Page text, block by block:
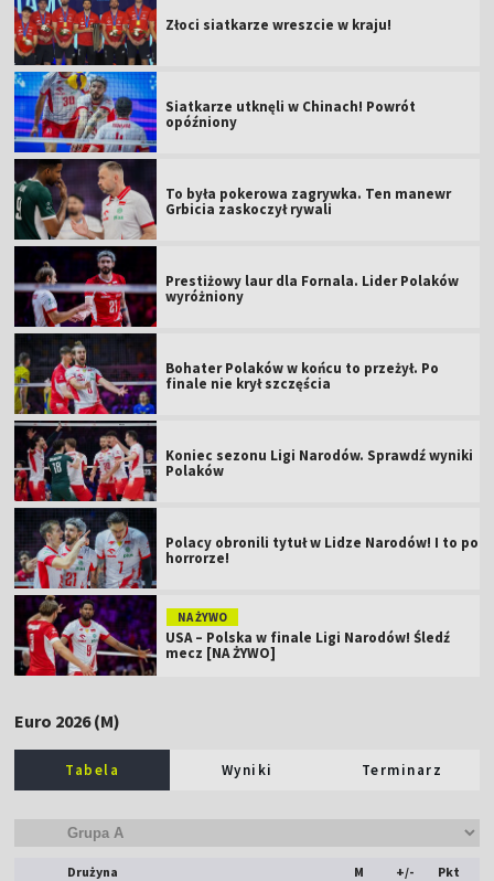
Złoci siatkarze wreszcie w kraju!
Siatkarze utknęli w Chinach! Powrót
opóźniony
To była pokerowa zagrywka. Ten manewr
Grbicia zaskoczył rywali
Prestiżowy laur dla Fornala. Lider Polaków
wyróżniony
Bohater Polaków w końcu to przeżył. Po
finale nie krył szczęścia
Koniec sezonu Ligi Narodów. Sprawdź wyniki
Polaków
Polacy obronili tytuł w Lidze Narodów! I to po
horrorze!
NA ŻYWO
USA – Polska w finale Ligi Narodów! Śledź
mecz [NA ŻYWO]
Euro 2026 (M)
Tabela Wyniki Terminarz
Drużyna M +/- Pkt